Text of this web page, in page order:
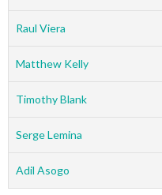
Raul Viera
Matthew Kelly
Timothy Blank
Serge Lemina
Adil Asogo